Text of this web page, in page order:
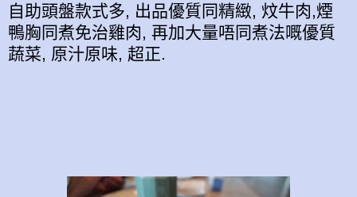
自助頭盤款式多, 出品優質同精緻, 炆牛肉,煙
鴨胸同煮免治雞肉, 再加大量唔同煮法嘅優質
蔬菜, 原汁原味, 超正.